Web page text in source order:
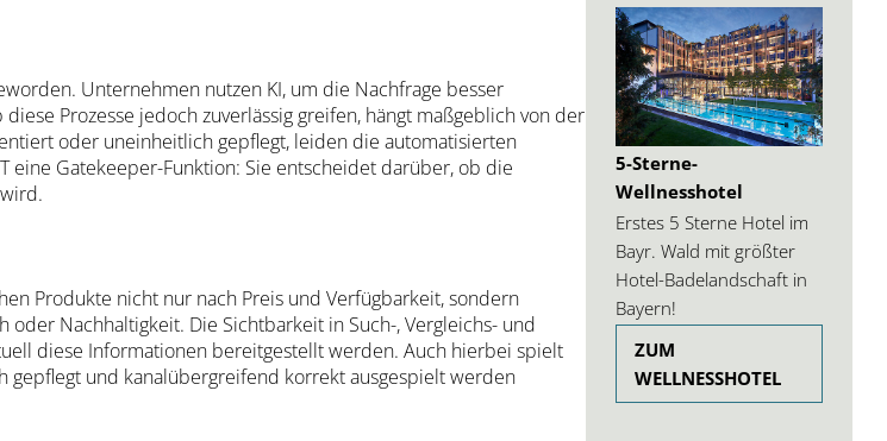
Unternehmen nutzen KI, um die Nachfrage besser
Prozesse jedoch zuverlässig greifen, hängt maßgeblich von der
oder uneinheitlich gepflegt, leiden die automatisierten
eine Gatekeeper-Funktion: Sie entscheidet darüber, ob die
Produkte nicht nur nach Preis und Verfügbarkeit, sondern
Nachhaltigkeit. Die Sichtbarkeit in Such-, Vergleichs- und
diese Informationen bereitgestellt werden. Auch hierbei spielt
und kanalübergreifend korrekt ausgespielt werden
5-Sterne-
Wellnesshotel
Erstes 5 Sterne Hotel im
Bayr. Wald mit größter
Hotel-Badelandschaft in
Bayern!
ZUM
WELLNESSHOTEL